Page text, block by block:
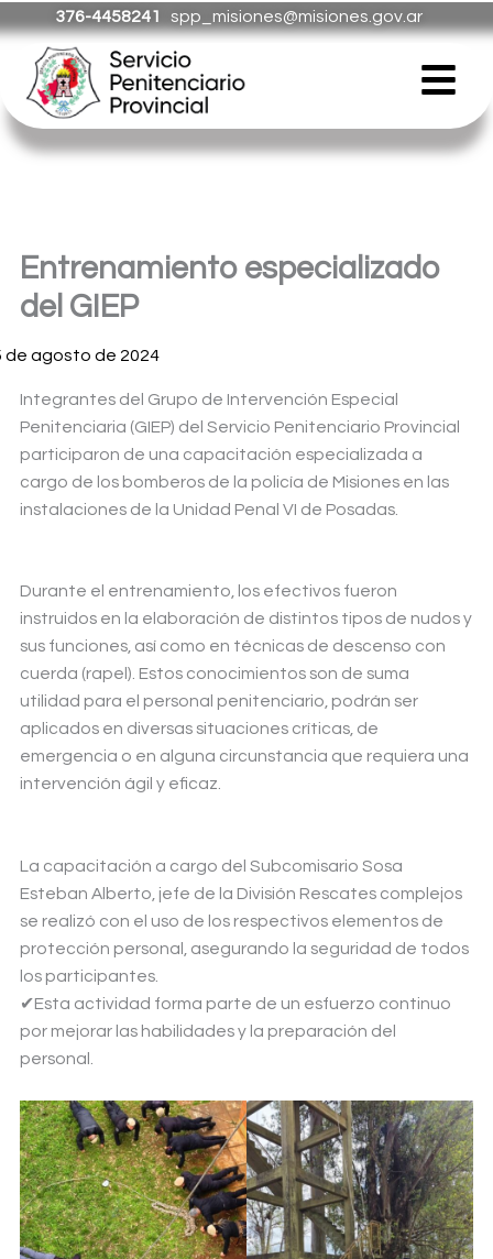
al
contenido
376-4458241 spp_misiones@misiones.gov.ar
Entrenamiento especializado
del GIEP
de agosto de 2024
Integrantes del Grupo de Intervención Especial
Penitenciaria (GIEP) del Servicio Penitenciario Provincial
participaron de una capacitación especializada a
cargo de los bomberos de la policía de Misiones en las
instalaciones de la Unidad Penal VI de Posadas.
Durante el entrenamiento, los efectivos fueron
instruidos en la elaboración de distintos tipos de nudos y
sus funciones, así como en técnicas de descenso con
cuerda (rapel). Estos conocimientos son de suma
utilidad para el personal penitenciario, podrán ser
aplicados en diversas situaciones críticas, de
emergencia o en alguna circunstancia que requiera una
intervención ágil y eficaz.
La capacitación a cargo del Subcomisario Sosa
Esteban Alberto, jefe de la División Rescates complejos
se realizó con el uso de los respectivos elementos de
protección personal, asegurando la seguridad de todos
los participantes.
✔Esta actividad forma parte de un esfuerzo continuo
por mejorar las habilidades y la preparación del
personal.